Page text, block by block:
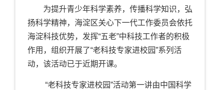
为提升青少年科学素养，传播科学知识，弘
扬科学精神，海淀区关心下一代工作委员会依托
海淀科技优势，发挥“五老”中科技工作者的积极
作用，组织开展了“老科技专家进校园”系列活
动，该活动已于近期开课。
“老科技专家进校园”活动第一讲由中国科学